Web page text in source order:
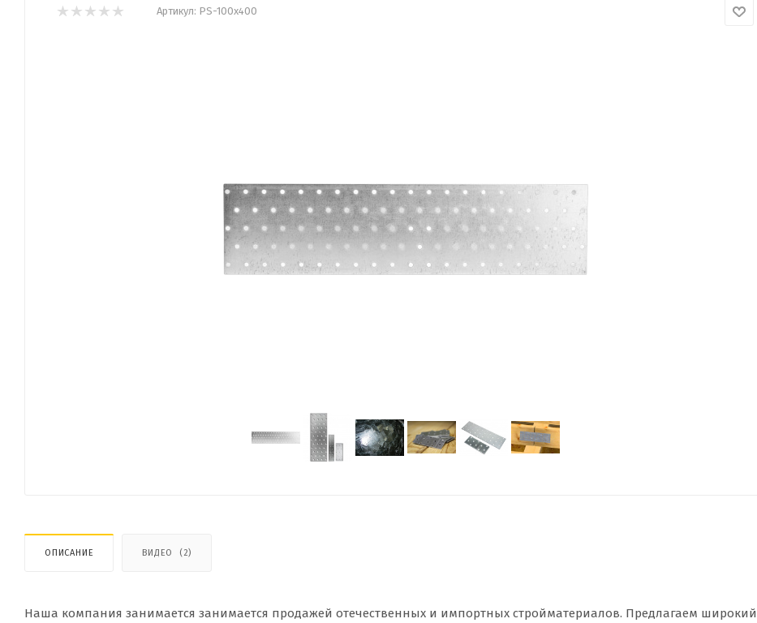
Артикул: PS-100х400
ОПИСАНИЕ ВИДЕО (2)
Наша компания занимается занимается продажей отечественных и импортных стройматериалов. Предлагаем широкий